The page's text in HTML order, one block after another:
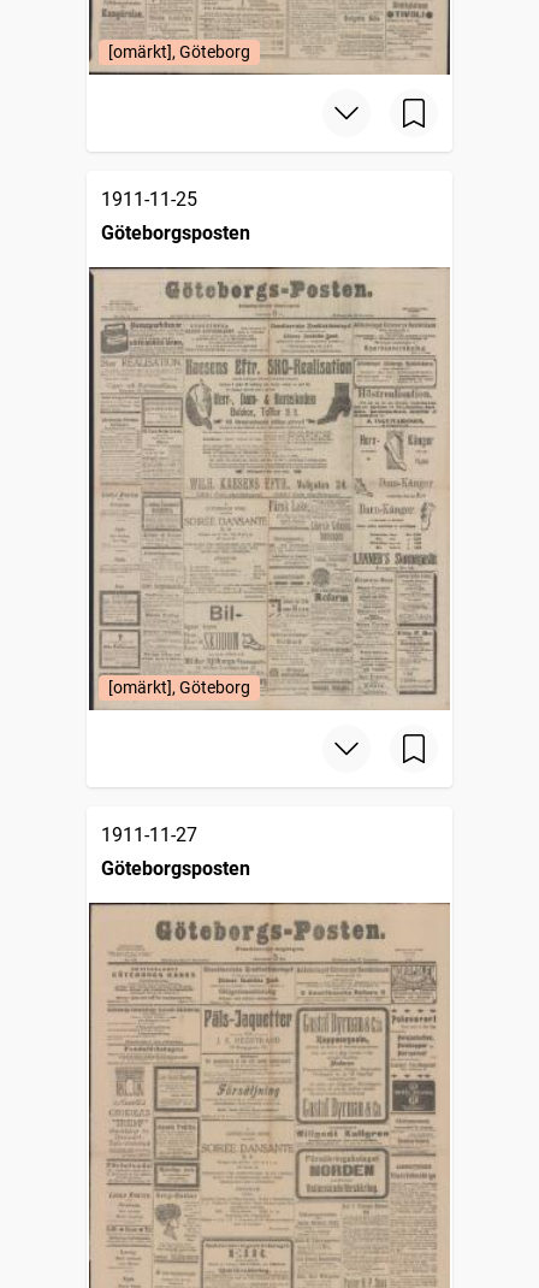
[omärkt], Göteborg
1911-11-25
Göteborgsposten
[omärkt], Göteborg
1911-11-27
Göteborgsposten